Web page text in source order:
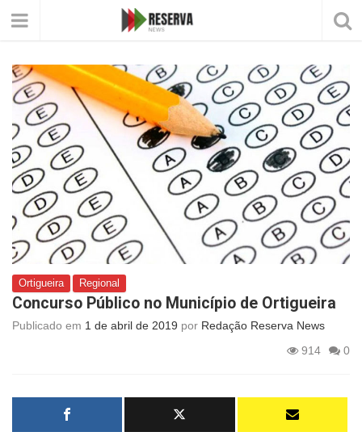
Ortigueira Regional
Concurso Público no Município de Ortigueira
Publicado em 1 de abril de 2019 por Redação Reserva News
914
0